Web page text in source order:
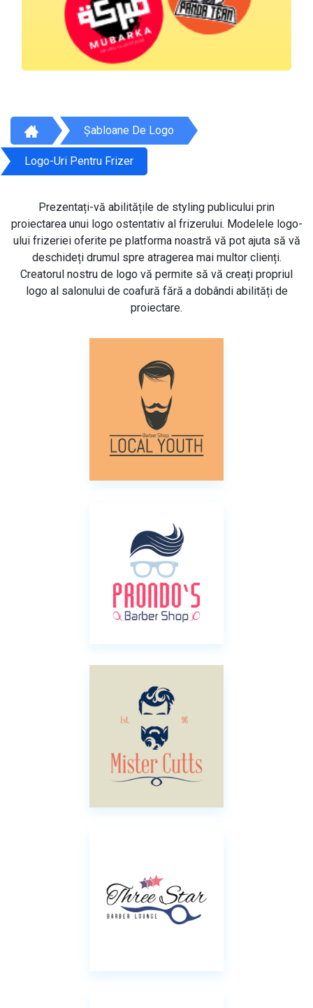
Șabloane De Logo
Logo-Uri Pentru Frizer
Prezentați-vă abilitățile de styling publicului prin
proiectarea unui logo ostentativ al frizerului. Modelele logo-
ului frizeriei oferite pe platforma noastră vă pot ajuta să vă
deschideți drumul spre atragerea mai multor clienți.
Creatorul nostru de logo vă permite să vă creați propriul
logo al salonului de coafură fără a dobândi abilități de
proiectare.